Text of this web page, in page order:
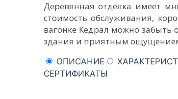
Деревянная отделка имеет
стоимость обслуживания,
вагонке Кедрал можно забыть
здания и приятным
ОПИСАНИЕ
СЕРТИФИКАТЫ